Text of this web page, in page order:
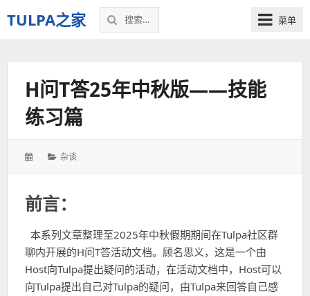
TULPA之家
关
程、
搜
索：
菜单
H问T答25年中秋版——技能
练习篇
分
杂谈
前言：
本系列文章整理至2025年中秋假期期间在Tulpa社区群
聊内开展的H问T答活动文档。顾名思义，这是一个由
Host向Tulpa提出疑问的活动，在活动文档中，Host可以
向Tulpa提出自己对Tulpa的疑问，由Tulpa来回答自己感